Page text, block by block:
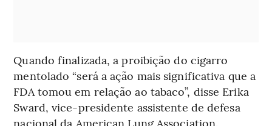
Quando finalizada, a proibição do cigarro
mentolado “será a ação mais significativa que a
FDA tomou em relação ao tabaco”, disse Erika
Sward, vice-presidente assistente de defesa
nacional da American Lung Association.